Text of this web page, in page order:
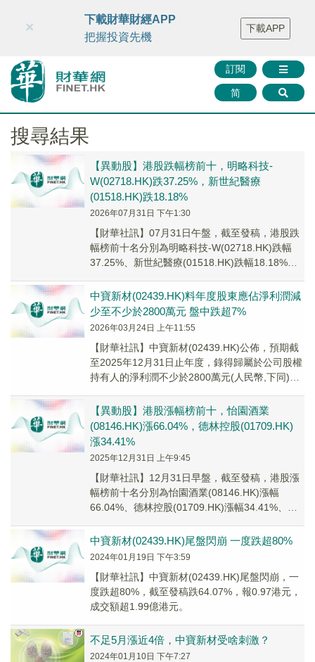
財華智庫網 FINTV FINMETA 財華證券 媒體矩陣
智庫沙龍
聯絡我們
訂閱
简
×
下載財華財經APP
把握投資先機
下載APP
搜尋結果
【異動股】港股跌幅榜前十，明略科技-
W(02718.HK)跌37.25%，新世紀醫療
(01518.HK)跌18.18%
2026年07月31日 下午1:30
【財華社訊】07月31日午盤，截至發稿，港股跌
幅榜前十名分別為明略科技-W(02718.HK)跌幅
37.25%、新世紀醫療(01518.HK)跌幅18.18%、
中寶新材(02439.HK)料年度股東應佔淨利潤減
少至不少於2800萬元 盤中跌超7%
2026年03月24日 上午11:55
【財華社訊】中寶新材(02439.HK)公佈，預期截
至2025年12月31日止年度，錄得歸屬於公司股權
持有人的淨利潤不少於2800萬元(人民幣,下同)，
【異動股】港股漲幅榜前十，怡園酒業
(08146.HK)漲66.04%，德林控股(01709.HK)
漲34.41%
2025年12月31日 上午9:45
【財華社訊】12月31日早盤，截至發稿，港股漲
幅榜前十名分別為怡園酒業(08146.HK)漲幅
66.04%、德林控股(01709.HK)漲幅34.41%、裕
中寶新材(02439.HK)尾盤閃崩 一度跌超80%
2024年01月19日 下午3:59
【財華社訊】中寶新材(02439.HK)尾盤閃崩，一
度跌超80%，截至發稿跌64.07%，報0.97港元，
成交額超1.99億港元。
不足5月漲近4倍，中寶新材受啥刺激？
2024年01月10日 下午7:27